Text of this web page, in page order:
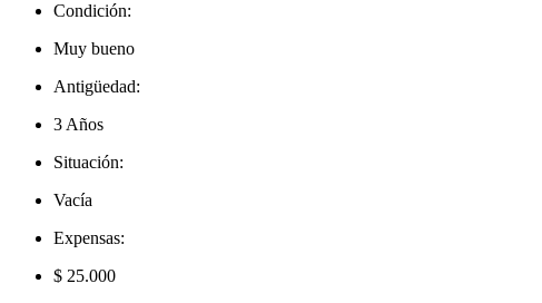
Condición:
Muy bueno
Antigüedad:
3 Años
Situación:
Vacía
Expensas:
$ 25.000